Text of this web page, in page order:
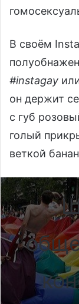
В своём
#instagay
он держит
с губ
голый
веткой